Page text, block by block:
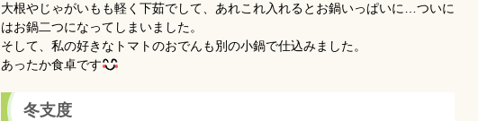
大根やじゃがいもも軽く下茹でして、あれこれ入れるとお鍋いっぱいに…ついに
はお鍋二つになってしまいました。
そして、私の好きなトマトのおでんも別の小鍋で仕込みました。
あったか食卓です
冬支度